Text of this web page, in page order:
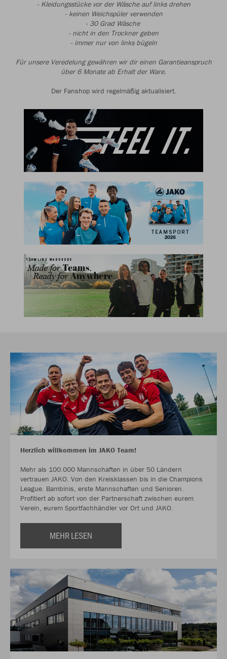
- Kleidungsstücke vor der Wäsche auf links drehen
- keinen Weichspüler verwenden
- 30 Grad Wäsche
- nicht in den Trockner geben
- immer nur von links bügeln
Für unsere Veredelung gewähren wir dir einen Garantieanspruch
über 6 Monate ab Erhalt der Ware.
Der Fanshop wird regelmäßig aktualisiert.
Herzlich willkommen im JAKO Team!
Mehr als 100.000 Mannschaften in über 50 Ländern
vertrauen JAKO. Von den Kreisklassen bis in die Champions
League. Bambinis, erste Mannschaften und Senioren.
Profitiert ab sofort von der Partnerschaft zwischen eurem
Verein, eurem Sportfachhändler vor Ort und JAKO.
MEHR LESEN